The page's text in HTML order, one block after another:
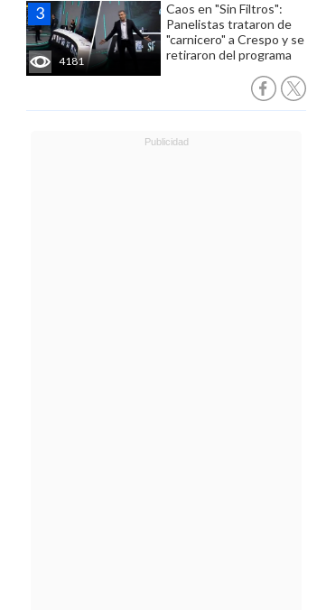
4181
Caos en "Sin Filtros":
Panelistas trataron de
"carnicero" a Crespo y se
retiraron del programa